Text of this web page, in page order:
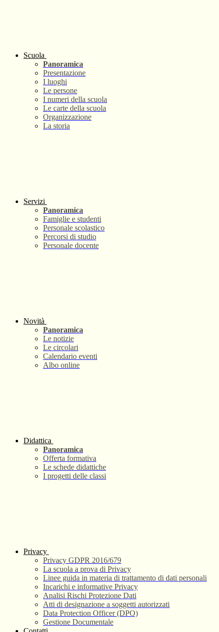
Scuola
Panoramica
Presentazione
I luoghi
Le persone
I numeri della scuola
Le carte della scuola
Organizzazione
La storia
Servizi
Panoramica
Famiglie e studenti
Personale scolastico
Percorsi di studio
Personale docente
Novità
Panoramica
Le notizie
Le circolari
Calendario eventi
Albo online
Didattica
Panoramica
Offerta formativa
Le schede didattiche
I progetti delle classi
Privacy
Privacy GDPR 2016/679
La scuola a prova di Privacy
Linee guida in materia di trattamento di dati personali
Incarichi e informative Privacy
Analisi Rischi Protezione Dati
Atti di designazione a soggetti autorizzati
Data Protection Officer (DPO)
Gestione Documentale